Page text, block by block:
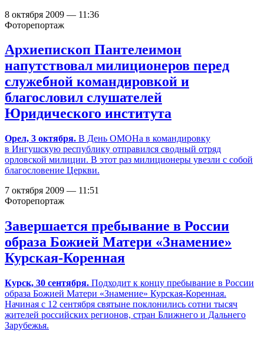
8 октября 2009 — 11:36
Фоторепортаж
Архиепископ Пантелеимон
напутствовал милиционеров перед
служебной командировкой и
благословил слушателей
Юридического института
Орел, 3 октября. В День ОМОНа в командировку
в Ингушскую республику отправился сводный отряд
орловской милиции. В этот раз милиционеры увезли с собой
благословение Церкви.
7 октября 2009 — 11:51
Фоторепортаж
Завершается пребывание в России
образа Божией Матери «Знамение»
Курская-Коренная
Курск, 30 сентября. Подходит к концу пребывание в России
образа Божией Матери «Знамение» Курская-Коренная.
Начиная с 12 сентября святыне поклонились сотни тысяч
жителей российских регионов, стран Ближнего и Дальнего
Зарубежья.